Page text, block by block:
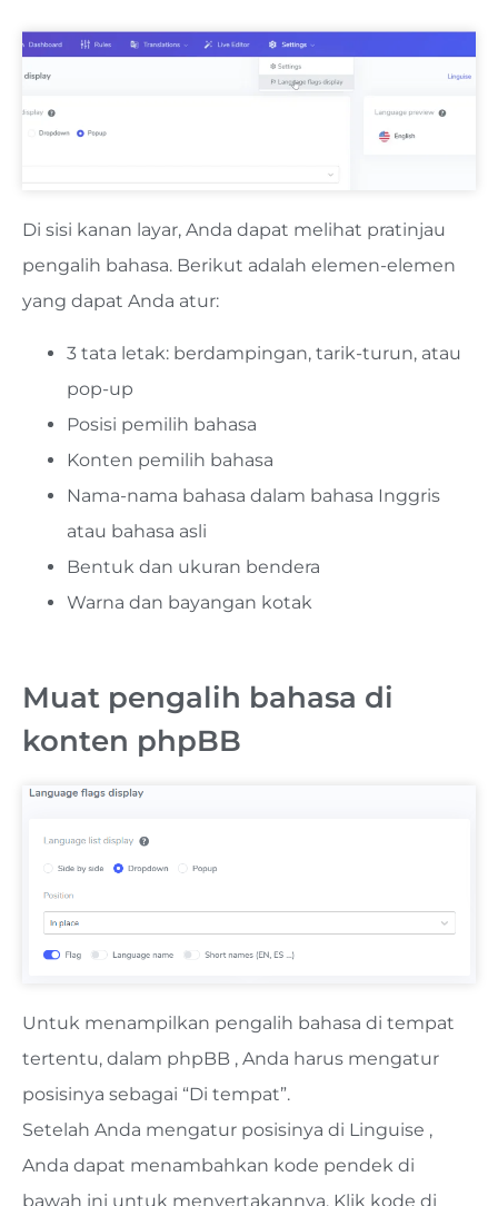
Di sisi kanan layar, Anda dapat melihat pratinjau
pengalih bahasa. Berikut adalah elemen-elemen
yang dapat Anda atur:
3 tata letak: berdampingan, tarik-turun, atau
pop-up
Posisi pemilih bahasa
Konten pemilih bahasa
Nama-nama bahasa dalam bahasa Inggris
atau bahasa asli
Bentuk dan ukuran bendera
Warna dan bayangan kotak
Muat pengalih bahasa di
konten phpBB
Untuk menampilkan pengalih bahasa di tempat
tertentu, dalam phpBB , Anda harus mengatur
posisinya sebagai “Di tempat”.
Setelah Anda mengatur posisinya di Linguise ,
Anda dapat menambahkan kode pendek di
bawah ini untuk menyertakannya. Klik kode di